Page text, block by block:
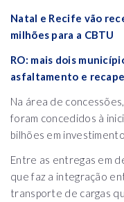
Natal e Recife vão
milhões para a CBTU
RO: mais dois
asfaltamento e
Na área de
foram concedidos à
bilhões em
Entre as entregas em
que faz a integração
transporte de cargas